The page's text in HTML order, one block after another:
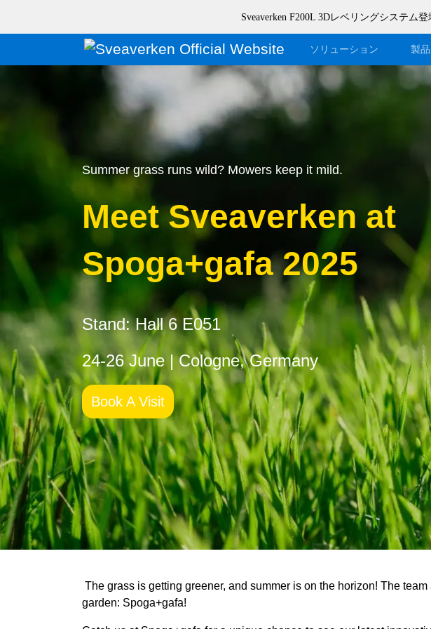
Sveaverken F200L 3Dレベリングシステム
ソリューション 製品
Summer grass runs wild? Mowers keep it mild.
Meet Sveaverken at
Spoga+gafa 2025
Stand: Hall 6 E051
24-26 June | Cologne, Germany
Book A Visit
The grass is getting greener, and summer is on the horizon! The
garden: Spoga+gafa!